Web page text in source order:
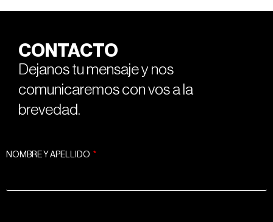
CONTACTO
Dejanos tu mensaje y nos
comunicaremos con vos a la
brevedad.
NOMBRE Y APELLIDO